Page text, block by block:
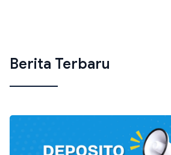
Berita Terbaru